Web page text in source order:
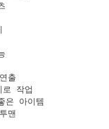
출
로 작업
은 아이템
맨